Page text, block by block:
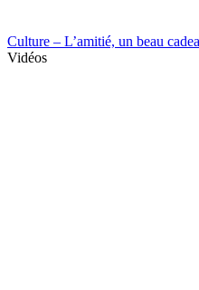
Culture – L’amitié, un beau
Vidéos